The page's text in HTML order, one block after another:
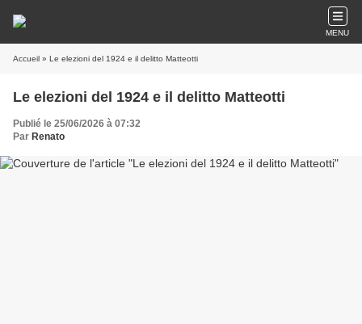
MENU
Accueil » Le elezioni del 1924 e il delitto Matteotti
Le elezioni del 1924 e il delitto Matteotti
Publié le 25/06/2026 à 07:32
Par Renato